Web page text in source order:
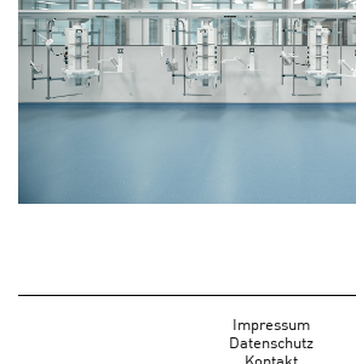
Impressum
Datenschutz